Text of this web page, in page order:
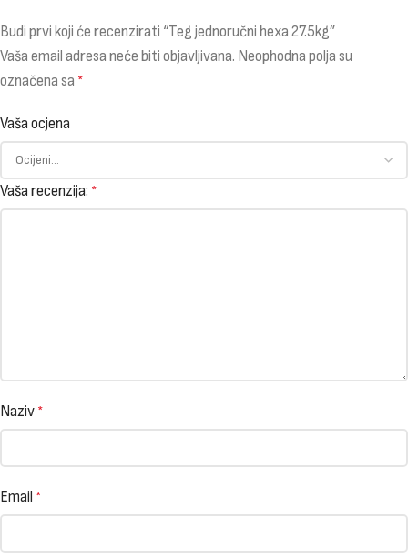
Budi prvi koji će recenzirati “Teg jednoručni hexa 27.5kg”
Vaša email adresa neće biti objavljivana. Neophodna polja su
označena sa *
Vaša ocjena
Vaša recenzija: *
Naziv *
Email *